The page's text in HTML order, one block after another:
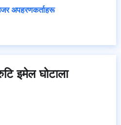
अपहरणकर्ताहरू
इमेल घोटाला